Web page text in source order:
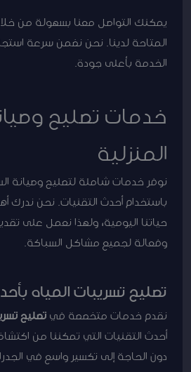
يمكنك التواصل معنا بسهولة من
المتاحة لدينا. نحن نضمن سرعة
الخدمة بأعلى جودة.
خدمات تصليح
المنزلية
نوفر خدمات شاملة لتصليح وصيانة
باستخدام أحدث التقنيات. نحن ندرك
حياتنا اليومية، ولهذا نعمل على
وفعالة لجميع مشاكل السباكة.
تصليح تسريبات المياه
نقدم خدمات متخصصة في تصليح
أحدث التقنيات التي تمكننا من
دون الحاجة إلى تكسير واسع في